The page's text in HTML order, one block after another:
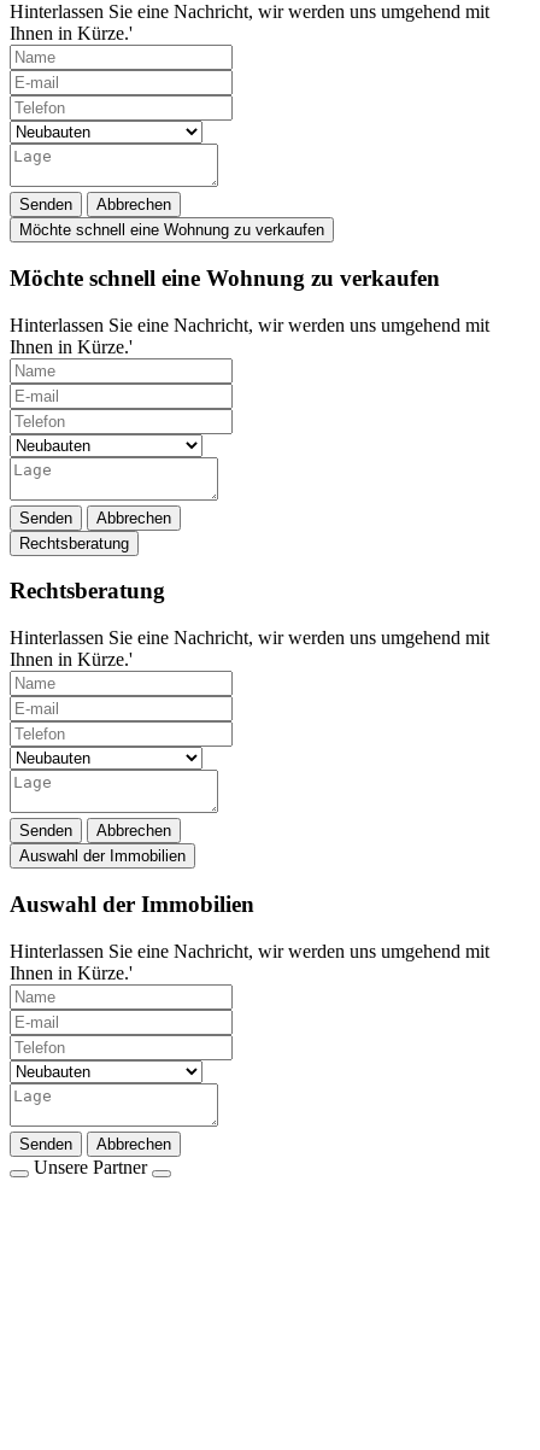
Hinterlassen Sie eine Nachricht, wir werden uns umgehend mit
Ihnen in Kürze.'
Senden
Abbrechen
Möchte schnell eine Wohnung zu verkaufen
Möchte schnell eine Wohnung zu verkaufen
Hinterlassen Sie eine Nachricht, wir werden uns umgehend mit
Ihnen in Kürze.'
Senden
Abbrechen
Rechtsberatung
Rechtsberatung
Hinterlassen Sie eine Nachricht, wir werden uns umgehend mit
Ihnen in Kürze.'
Senden
Abbrechen
Auswahl der Immobilien
Auswahl der Immobilien
Hinterlassen Sie eine Nachricht, wir werden uns umgehend mit
Ihnen in Kürze.'
Senden Abbrechen
Unsere Partner